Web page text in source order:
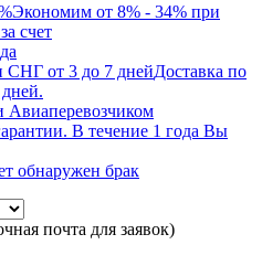
Экономим от 8% - 34% при
счет
Доставка по
В течение 1 года Вы
обнаружен брак
почта для заявок)